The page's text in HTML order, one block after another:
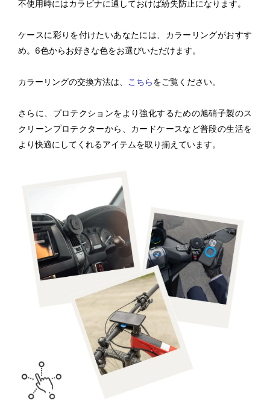
不使用時にはカラビナに通しておけば紛失防止になります。
ケースに彩りを付けたいあなたには、カラーリングがおすす
め。6色からお好きな色をお選びいただけます。
カラーリングの交換方法は、 こちらをご覧ください。
さらに、プロテクションをより強化するための旭硝子製のス
クリーンプロテクターから、カードケースなど普段の生活を
より快適にしてくれるアイテムを取り揃えています。